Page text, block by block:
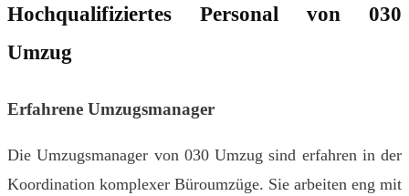
Hochqualifiziertes Personal von 030
Umzug
Erfahrene Umzugsmanager
Die Umzugsmanager von 030 Umzug sind erfahren in der
Koordination komplexer Büroumzüge. Sie arbeiten eng mit